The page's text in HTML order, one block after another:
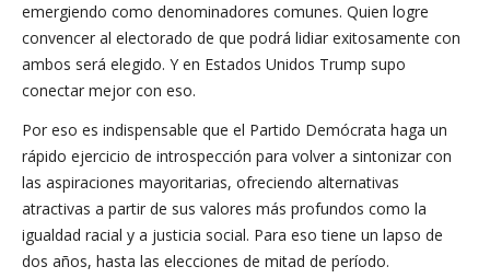
emergiendo como denominadores comunes. Quien logre
convencer al electorado de que podrá lidiar exitosamente con
ambos será elegido. Y en Estados Unidos Trump supo
conectar mejor con eso.
Por eso es indispensable que el Partido Demócrata haga un
rápido ejercicio de introspección para volver a sintonizar con
las aspiraciones mayoritarias, ofreciendo alternativas
atractivas a partir de sus valores más profundos como la
igualdad racial y a justicia social. Para eso tiene un lapso de
dos años, hasta las elecciones de mitad de período.